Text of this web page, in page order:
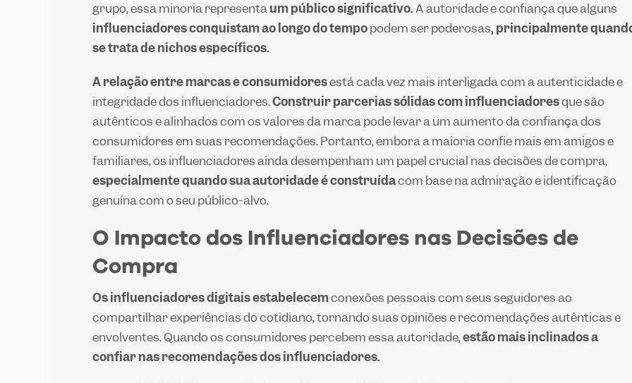
grupo, essa minoria representaum público significativo.A autoridade e confiança que alguns
influenciadores conquistam ao longo do tempopodem ser poderosas, principalmente
se trata de nichos específicos.
A relação entre marcas e consumidoresestá cada vez mais interligada com a autenticidade e
integridade dos influenciadores.Construir parcerias sólidas com influenciadoresque são
autênticos e alinhados com os valores da marca pode levar a um aumento da confiança dos
consumidores em suas recomendações. Portanto, embora a maioria confie mais em amigos e
familiares, os influenciadores ainda desempenham um papel crucial nas decisões de compra,
especialmente quando sua autoridade é construídacom base na admiração e identificação
genuína com o seu público-alvo.
O Impacto dos Influenciadores nas Decisões de
Compra
Os influenciadores digitais estabelecemconexões pessoais com seus seguidores ao
compartilhar experiências do cotidiano, tornando suas opiniões e recomendações autênticas e
envolventes. Quando os consumidores percebem essa autoridade,estão mais inclinados a
confiar nas recomendações dos influenciadores.